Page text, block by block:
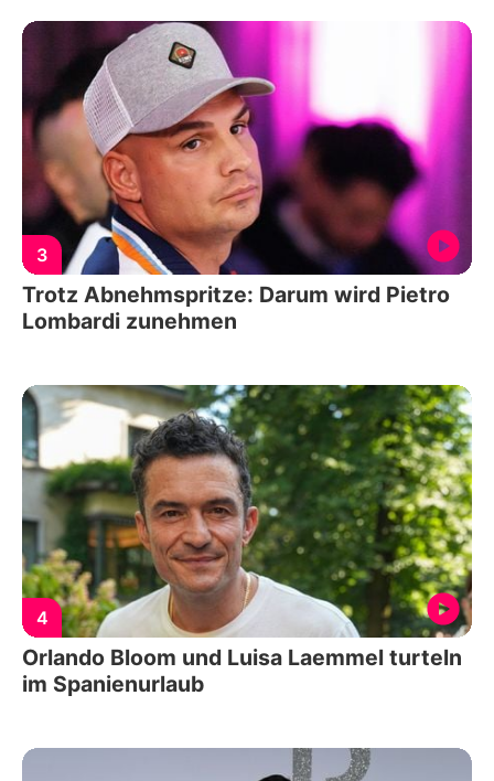
3
Trotz Abnehmspritze: Darum wird Pietro
Lombardi zunehmen
4
Orlando Bloom und Luisa Laemmel turteln
im Spanienurlaub